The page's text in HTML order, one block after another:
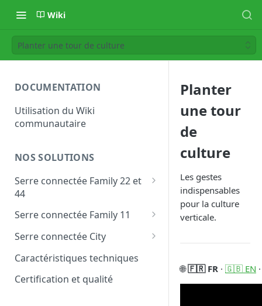
Wiki
Planter une tour de culture
DOCUMENTATION
Utilisation du Wiki
communautaire
NOS SOLUTIONS
Serre connectée Family 22 et
44
Les modules personnalisés
Serre connectée Family 11
Les modules personnalisés
Serre connectée City
Les modules personnalisés
Caractéristiques techniques
Certification et qualité
Planter
une tour
de
culture
Les gestes
indispensables
pour la culture
verticale.
🌐🇫🇷 FR · 🇬🇧 EN